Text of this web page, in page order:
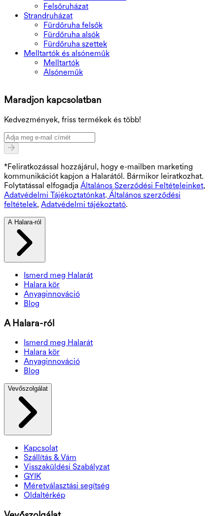
Felsőruházat
Strandruházat
Fürdőruha felsők
Fürdőruha alsók
Fürdőruha szettek
Melltartók és alsóneműk
Melltartók
Alsóneműk
Maradjon kapcsolatban
Kedvezmények, friss termékek és több!
*Feliratkozással hozzájárul, hogy e-mailben marketing
kommunikációt kapjon a Halarától. Bármikor leiratkozhat.
Folytatással elfogadja Általános Szerződési Feltételeinket,
Adatvédelmi Tájékoztatónkat. Általános szerződési
feltételek, Adatvédelmi tájékoztató.
A Halara-ról
Ismerd meg Halarát
Halara kör
Anyaginnováció
Blog
A Halara-ról
Ismerd meg Halarát
Halara kör
Anyaginnováció
Blog
Vevőszolgálat
Kapcsolat
Szállítás & Vám
Visszaküldési Szabályzat
GYIK
Méretválasztási segítség
Oldaltérkép